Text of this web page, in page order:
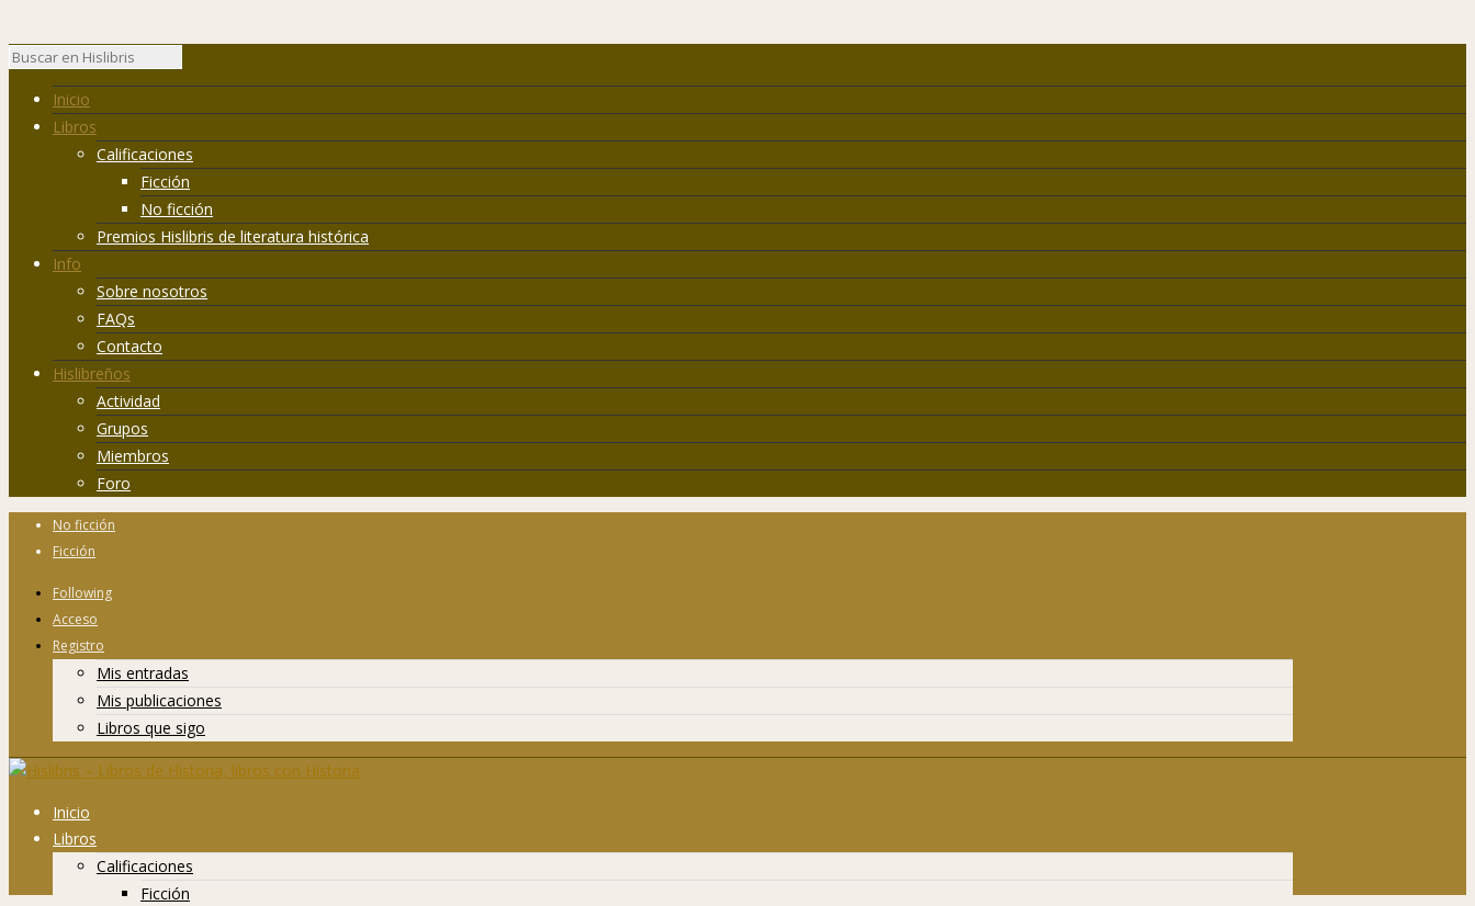
Inicio
Libros
Calificaciones
Ficción
No ficción
Premios Hislibris de literatura histórica
Info
Sobre nosotros
FAQs
Contacto
Hislibreños
Actividad
Grupos
Miembros
Foro
No ficción
Ficción
Following
Acceso
Registro
Mis entradas
Mis publicaciones
Libros que sigo
Inicio
Libros
Calificaciones
Ficción